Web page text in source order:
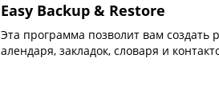
Easy Backup & Restore
Эта программа позволит вам создать
алендаря, закладок, словаря и